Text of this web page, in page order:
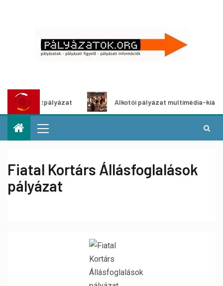
ötletpályázat Alkotói pályázat multimédia-kiállításhoz
Fiatal Kortárs Állásfoglalások
pályázat